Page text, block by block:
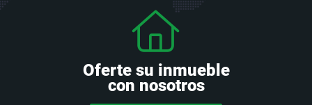
Oferte su inmueble
con nosotros